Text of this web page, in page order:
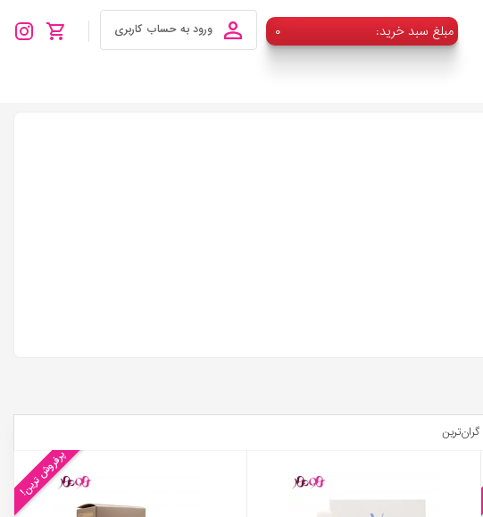
۰ :مبلغ سبد خرید ورود به حساب کاربری
گران‌ترین
پرفروش ترین!